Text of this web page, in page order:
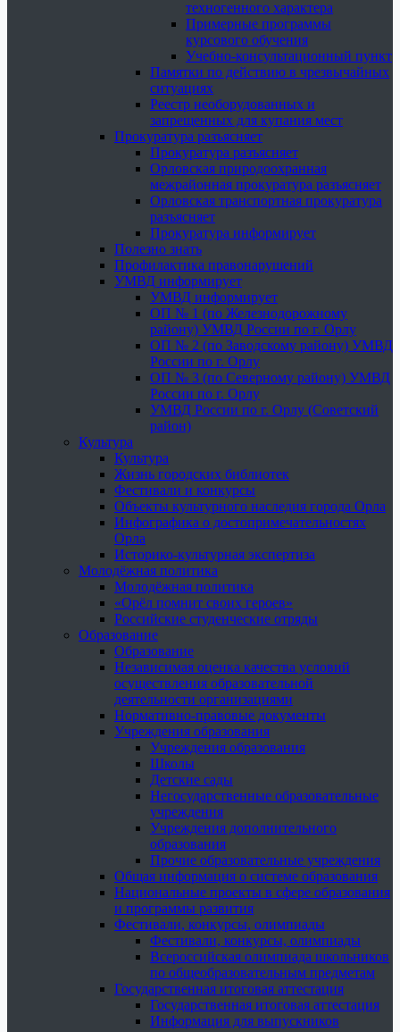
техногенного характера
Примерные программы
курсового обучения
Учебно-консультационный пункт
Памятки по действию в чрезвычайных
ситуациях
Реестр необорудованных и
запрещенных для купания мест
Прокуратура разъясняет
Прокуратура разъясняет
Орловская природоохранная
межрайонная прокуратура разъясняет
Орловская транспортная прокуратура
разъясняет
Прокуратура информирует
Полезно знать
Профилактика правонарушений
УМВД информирует
УМВД информирует
ОП № 1 (по Железнодорожному
району) УМВД России по г. Орлу
ОП № 2 (по Заводскому району) УМВД
России по г. Орлу
ОП № 3 (по Северному району) УМВД
России по г. Орлу
УМВД России по г. Орлу (Советский
район)
Культура
Культура
Жизнь городских библиотек
Фестивали и конкурсы
Объекты культурного наследия города Орла
Инфографика о достопримечательностях
Орла
Историко-культурная экспертиза
Молодёжная политика
Молодёжная политика
«Орёл помнит своих героев»
Российские студенческие отряды
Образование
Образование
Независимая оценка качества условий
осуществления образовательной
деятельности организациями
Нормативно-правовые документы
Учреждения образования
Учреждения образования
Школы
Детские сады
Негосударственные образовательные
учреждения
Учреждения дополнительного
образования
Прочие образовательные учреждения
Общая информация о системе образования
Национальные проекты в сфере образования
и программы развития
Фестивали, конкурсы, олимпиады
Фестивали, конкурсы, олимпиады
Всероссийская олимпиада школьников
по общеобразовательным предметам
Государственная итоговая аттестация
Государственная итоговая аттестация
Информация для выпускников